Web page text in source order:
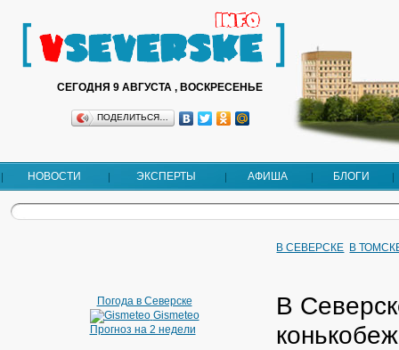
СЕГОДНЯ 9 АВГУСТА , ВОСКРЕСЕНЬЕ
ПОДЕЛИТЬСЯ…
НОВОСТИ ЭКСПЕРТЫ АФИША БЛОГИ
Погода в Северске
Gismeteo
Прогноз на 2 недели
В СЕВЕРСКЕ В
В